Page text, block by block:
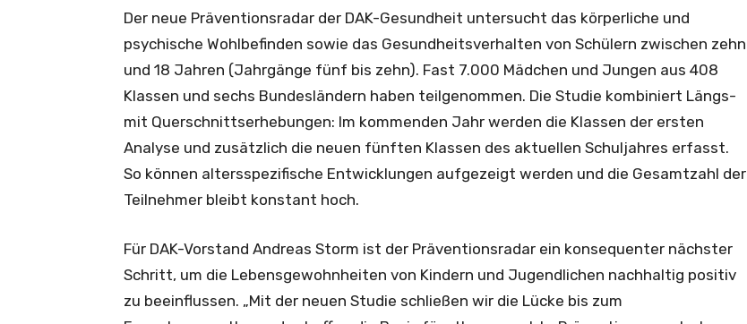
Der neue Präventionsradar der DAK-Gesundheit untersucht das körperliche und
psychische Wohlbefinden sowie das Gesundheitsverhalten von Schülern zwischen zehn
und 18 Jahren (Jahrgänge fünf bis zehn). Fast 7.000 Mädchen und Jungen aus 408
Klassen und sechs Bundesländern haben teilgenommen. Die Studie kombiniert Längs-
mit Querschnittserhebungen: Im kommenden Jahr werden die Klassen der ersten
Analyse und zusätzlich die neuen fünften Klassen des aktuellen Schuljahres erfasst.
So können altersspezifische Entwicklungen aufgezeigt werden und die Gesamtzahl der
Teilnehmer bleibt konstant hoch.
Für DAK-Vorstand Andreas Storm ist der Präventionsradar ein konsequenter nächster
Schritt, um die Lebensgewohnheiten von Kindern und Jugendlichen nachhaltig positiv
zu beeinflussen. „Mit der neuen Studie schließen wir die Lücke bis zum